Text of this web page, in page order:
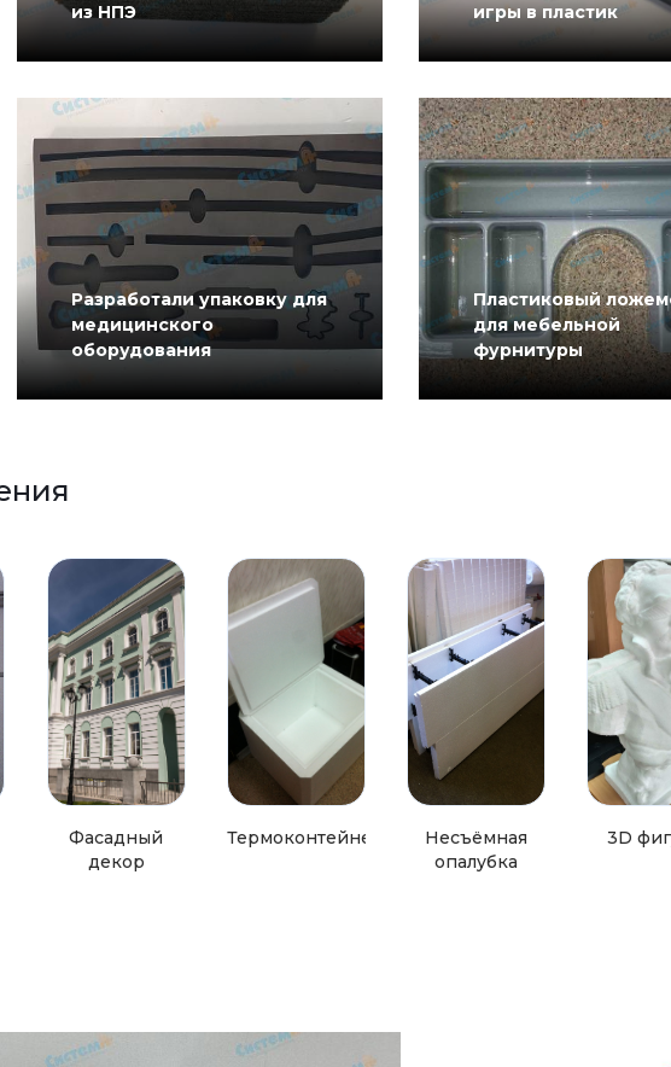
из НПЭ
игры в пластик
Разработали упаковку для
медицинского
оборудования
Пластиковый
для мебельной
фурнитуры
Фасадный
декор
Термоконтейнеры
Несъёмная
опалубка
3D